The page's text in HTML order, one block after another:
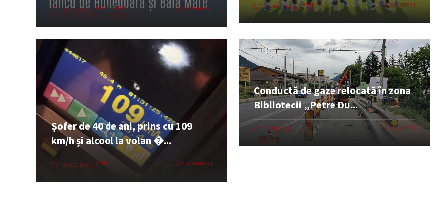
06 AUG. 2026 EVENIMENTE 0 COMENTARII 06 AUG. 2026 SPORT 0 COMENTARII
Șofer de 40 de ani, prins cu 109
km/h și alcool la volan �...
06 AUG. 2026 ȘTIRI 0 COMENTARII
Conductă de gaze relocată în zona
Bibliotecii „Petre Du...
06 AUG. 2026 UTILE 0 COMENTARII